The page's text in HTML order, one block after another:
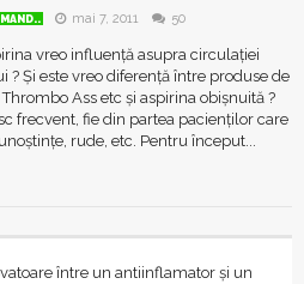
mai 7, 2011 50
vreo influență asupra circulației
? Și este vreo diferență între produse de
Ass etc și aspirina obișnuită ?
frecvent, fie din partea pacienților care
rude, etc. Pentru început...
între un antiinflamator și un